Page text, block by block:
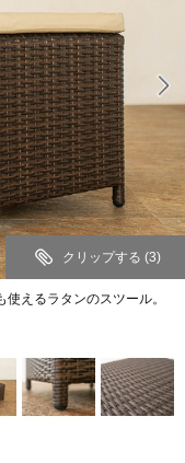
クリップする (3)
えるラタンのスツール。